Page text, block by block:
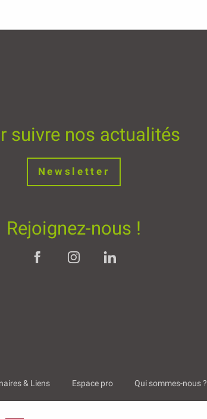
suivre nos actualités
Newsletter
Rejoignez-nous !
& Liens Espace pro Qui sommes-nous ?